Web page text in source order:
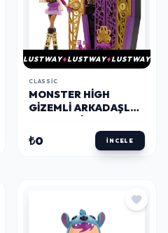
LUSTWAY LUSTWAY LUSTWAY
CLASSIC
MONSTER HIGH
GIZEMLI ARKADAŞLAR
₺0 İNCELE